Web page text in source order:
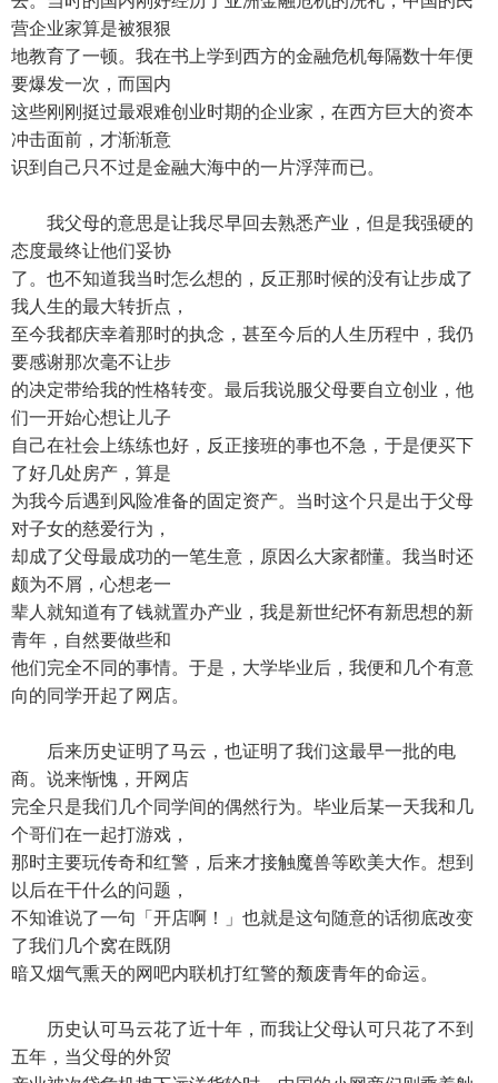
营企业家算是被狠狠
地教育了一顿。我在书上学到西方的金融危机每隔数十年便
要爆发一次，而国内
这些刚刚挺过最艰难创业时期的企业家，在西方巨大的资本
冲击面前，才渐渐意
识到自己只不过是金融大海中的一片浮萍而已。
我父母的意思是让我尽早回去熟悉产业，但是我强硬的
态度最终让他们妥协
了。也不知道我当时怎么想的，反正那时候的没有让步成了
我人生的最大转折点，
至今我都庆幸着那时的执念，甚至今后的人生历程中，我仍
要感谢那次毫不让步
的决定带给我的性格转变。最后我说服父母要自立创业，他
们一开始心想让儿子
自己在社会上练练也好，反正接班的事也不急，于是便买下
了好几处房产，算是
为我今后遇到风险准备的固定资产。当时这个只是出于父母
对子女的慈爱行为，
却成了父母最成功的一笔生意，原因么大家都懂。我当时还
颇为不屑，心想老一
辈人就知道有了钱就置办产业，我是新世纪怀有新思想的新
青年，自然要做些和
他们完全不同的事情。于是，大学毕业后，我便和几个有意
向的同学开起了网店。
后来历史证明了马云，也证明了我们这最早一批的电
商。说来惭愧，开网店
完全只是我们几个同学间的偶然行为。毕业后某一天我和几
个哥们在一起打游戏，
那时主要玩传奇和红警，后来才接触魔兽等欧美大作。想到
以后在干什么的问题，
不知谁说了一句「开店啊！」也就是这句随意的话彻底改变
了我们几个窝在既阴
暗又烟气熏天的网吧内联机打红警的颓废青年的命运。
历史认可马云花了近十年，而我让父母认可只花了不到
五年，当父母的外贸